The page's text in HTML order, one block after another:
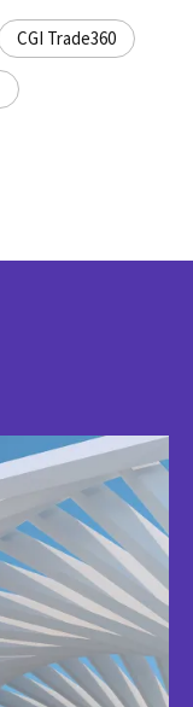
CGI Trade360